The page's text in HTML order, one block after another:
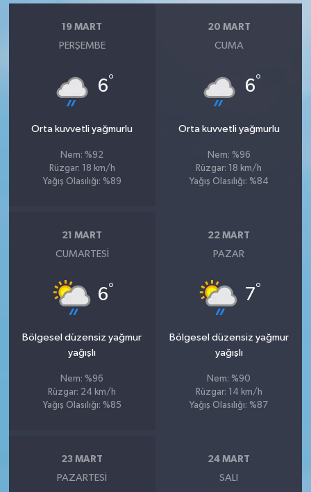
19 MART
PERŞEMBE
6°
Orta kuvvetli yağmurlu
Nem: %92
Rüzgar: 18 km/h
Yağış Olasılığı: %89
20 MART
CUMA
6°
Orta kuvvetli yağmurlu
Nem: %96
Rüzgar: 18 km/h
Yağış Olasılığı: %84
21 MART
CUMARTESI
6°
Bölgesel düzensiz yağmur
yağışlı
Nem: %96
Rüzgar: 24 km/h
Yağış Olasılığı: %85
22 MART
PAZAR
7°
Bölgesel düzensiz yağmur
yağışlı
Nem: %90
Rüzgar: 14 km/h
Yağış Olasılığı: %87
23 MART
PAZARTESI
24 MART
SALI